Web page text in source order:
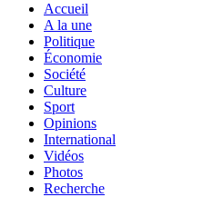
Accueil
A la une
Politique
Économie
Société
Culture
Sport
Opinions
International
Vidéos
Photos
Recherche